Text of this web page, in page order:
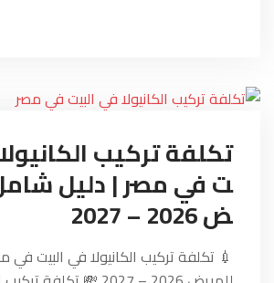
تكلفة تركيب
ت في مصر | دليل
ض 2026 – 2027
💉 تكلفة تركيب الكانيولا في البيت